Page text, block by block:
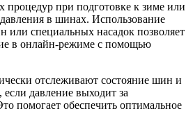
при подготовке к зиме или
давления в шинах. Использование
или специальных насадок позволяет
в онлайн-режиме с помощью
отслеживают состояние шин и
давление выходит за
помогает обеспечить оптимальное